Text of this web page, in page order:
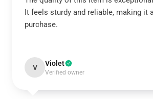
It feels sturdy and reliable, making it
purchase.
V Violet
Verified owner